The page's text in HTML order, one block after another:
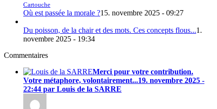
Cartouche
Où est passée la morale ?15. novembre 2025 - 09:27
Du poisson, de la chair et des mots. Ces concepts flous...1.
novembre 2025 - 19:34
Commentaires
Merci pour votre contribution.
Votre métaphore, volontairement...19. novembre 2025 -
22:44 par Louis de la SARRE